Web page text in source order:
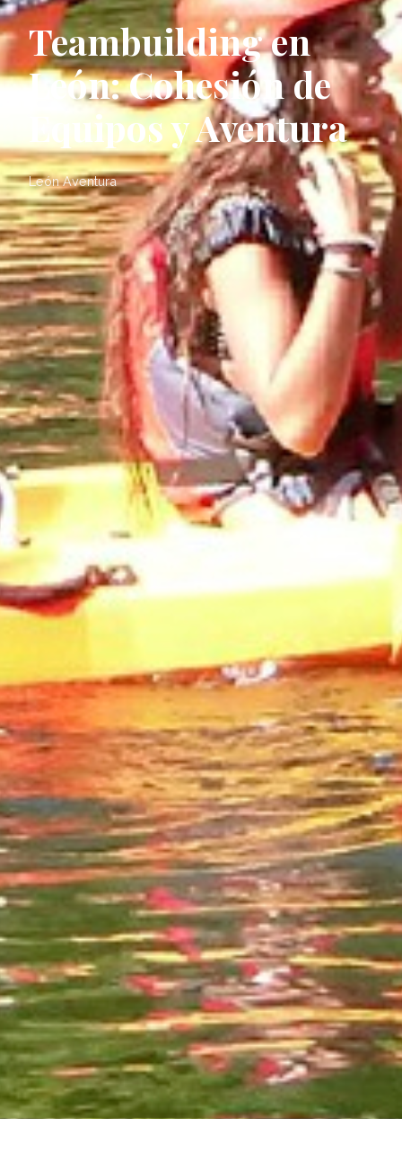
Teambuilding en
León: Cohesión de
Equipos y Aventura
León Aventura